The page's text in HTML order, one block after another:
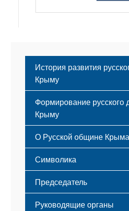
История развития
Крыму
Формирование русского
Крыму
Русский Крым
О Русской общине Крыма
Этапы становления
Принципы деятельности
Структура
Мероприятия
Символика
Флаг
Герб
Гимн
Председатель
Руководящие органы